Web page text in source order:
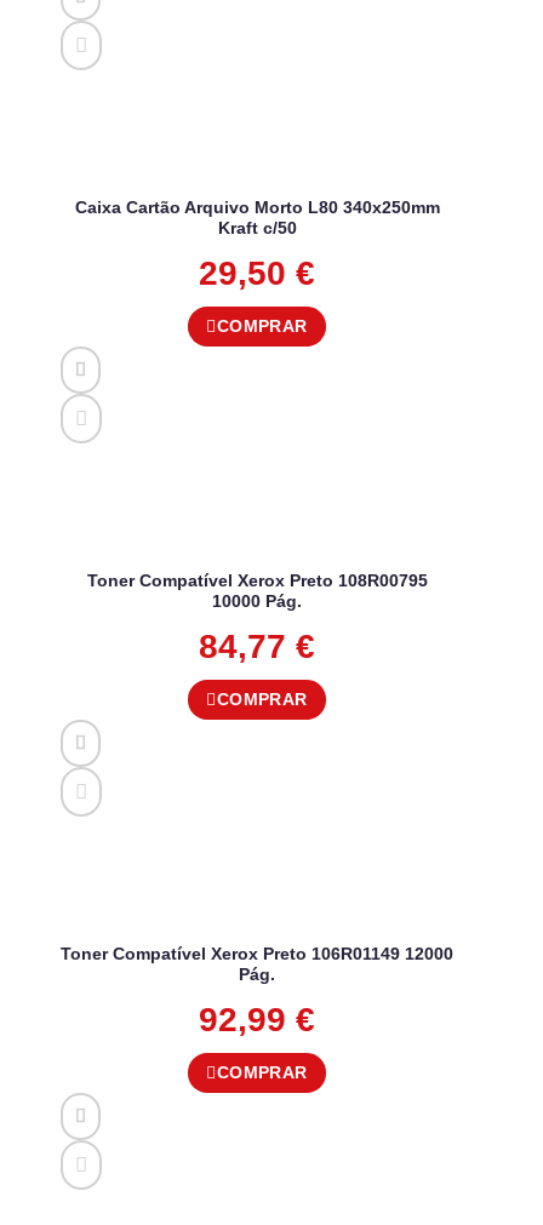
Caixa Cartão Arquivo Morto L80 340x250mm
Kraft c/50
29,50 €
COMPRAR
Toner Compatível Xerox Preto 108R00795
10000 Pág.
84,77 €
COMPRAR
Toner Compatível Xerox Preto 106R01149 12000
Pág.
92,99 €
COMPRAR